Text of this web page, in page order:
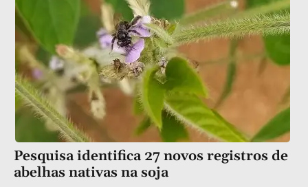
Pesquisa identifica 27 novos registros de
abelhas nativas na soja